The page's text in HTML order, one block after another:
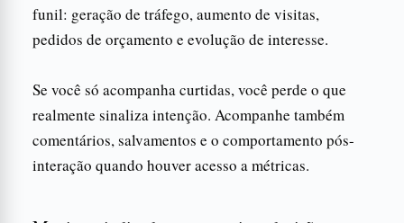
funil: geração de tráfego, aumento de visitas,
pedidos de orçamento e evolução de interesse.
Se você só acompanha curtidas, você perde o que
realmente sinaliza intenção. Acompanhe também
comentários, salvamentos e o comportamento pós-
interação quando houver acesso a métricas.